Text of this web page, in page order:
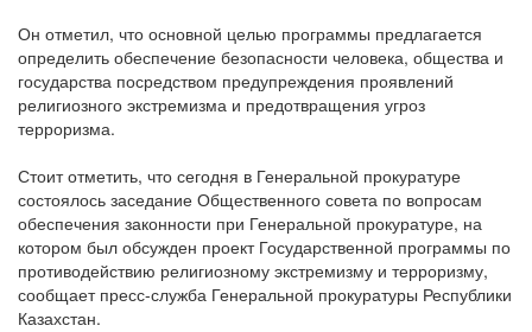
Он отметил, что основной целью программы предлагается
определить обеспечение безопасности человека, общества и
государства посредством предупреждения проявлений
религиозного экстремизма и предотвращения угроз
терроризма.
Стоит отметить, что сегодня в Генеральной прокуратуре
состоялось заседание Общественного совета по вопросам
обеспечения законности при Генеральной прокуратуре, на
котором был обсужден проект Государственной программы по
противодействию религиозному экстремизму и терроризму,
сообщает пресс-служба Генеральной прокуратуры Республики
Казахстан.